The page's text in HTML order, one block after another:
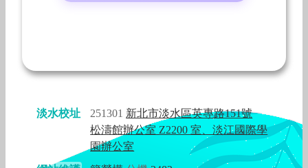
淡水校址 251301 新北市淡水區英專路151號
松濤館辦公室 Z2200 室、淡江國際學
園辦公室